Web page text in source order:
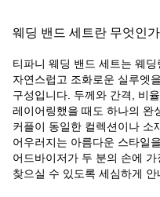
웨딩 밴드 세트란 무엇인
티파니 웨딩 밴드 세트는 웨
자연스럽고 조화로운 실루엣
구성입니다. 두께와 간격, 비
레이어링했을 때도 하나의 완
커플이 동일한 컬렉션이나 소
어우러지는 아름다운 스타일
어드바이저가 두 분의 손에
찾으실 수 있도록 세심하게